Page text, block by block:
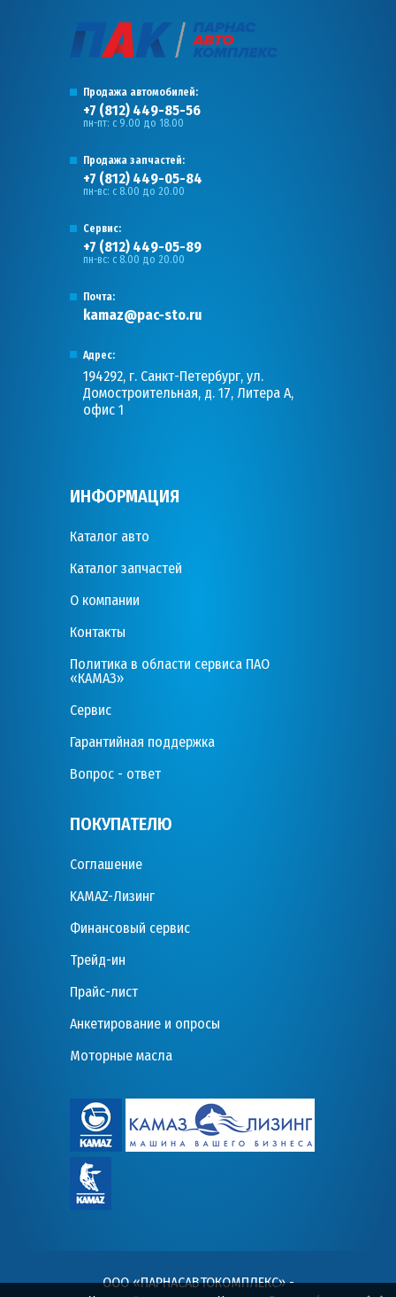
Продажа автомобилей:
+7 (812) 449-85-56
пн-пт: с 9.00 до 18.00
Продажа запчастей:
+7 (812) 449-05-84
пн-вс: с 8.00 до 20.00
Сервис:
+7 (812) 449-05-89
пн-вс: с 8.00 до 20.00
Почта:
kamaz@pac-sto.ru
Адрес:
194292, г. Санкт-Петербург, ул.
Домостроительная, д. 17, Литера А,
офис 1
ИНФОРМАЦИЯ
Каталог авто
Каталог запчастей
О компании
Контакты
Политика в области сервиса ПАО
«КАМАЗ»
Сервис
Гарантийная поддержка
Вопрос - ответ
ПОКУПАТЕЛЮ
Соглашение
KAMAZ-Лизинг
Финансовый сервис
Трейд-ин
Прайс-лист
Анкетирование и опросы
Моторные масла
ООО «ПАРНАСАВТОКОМПЛЕКС» -